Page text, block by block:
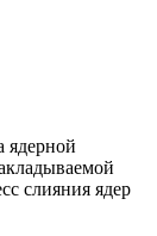
ядерной
слияния ядер